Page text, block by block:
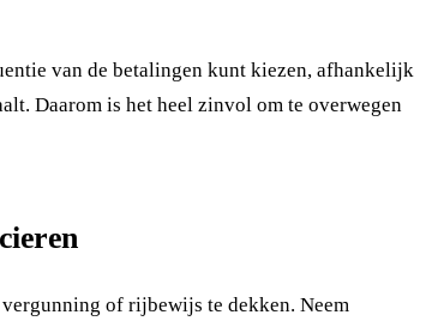
van de betalingen kunt kiezen, afhankelijk
Daarom is het heel zinvol om te overwegen
of rijbewijs te dekken. Neem